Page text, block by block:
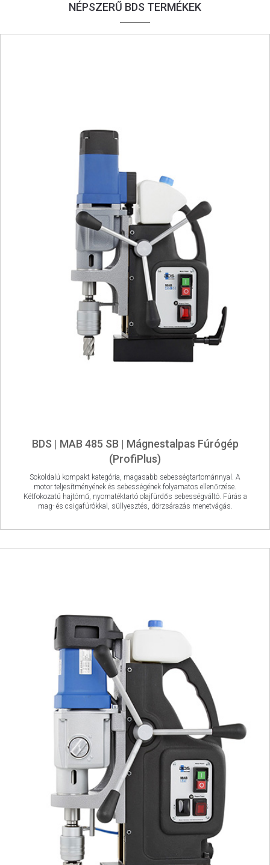
NÉPSZERŰ BDS TERMÉKEK
BDS | MAB 485 SB | Mágnestalpas Fúrógép
(ProfiPlus)
Sokoldalú kompakt kategória, magasabb sebességtartománnyal. A
motor teljesítményének és sebességének folyamatos ellenőrzése.
Kétfokozatú hajtómű, nyomatéktartó olajfürdős sebességváltó. Fúrás a
mag- és csigafúrókkal, süllyesztés, dörzsárazás menetvágás.